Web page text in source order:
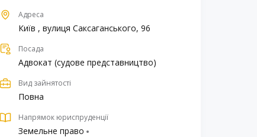
Адреса
Київ , вулиця Саксаганського, 96
Посада
Адвокат (судове представництво)
Вид зайнятості
Повна
Напрямок юриспруденції
Земельне право